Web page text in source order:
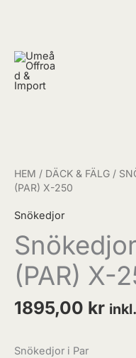
HEM / DÄCK & FÄLG /
(PAR) X-250
Snökedjor
(PAR) X-
1895,00 kr
Snökedjor i Par
(PAR)
X-
mängd